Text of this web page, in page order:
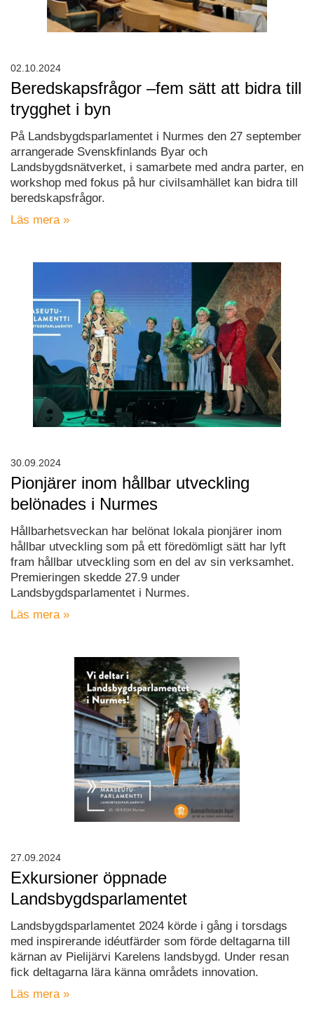
Beredskapsfrågor –fem sätt att bidra till
trygghet i byn
På Landsbygdsparlamentet i Nurmes den 27 september
arrangerade Svenskfinlands Byar och
Landsbygdsnätverket, i samarbete med andra parter, en
workshop med fokus på hur civilsamhället kan bidra till
beredskapsfrågor.
Läs mera »
02.10.2024
Pionjärer inom hållbar utveckling
belönades i Nurmes
Hållbarhetsveckan har belönat lokala pionjärer inom
hållbar utveckling som på ett föredömligt sätt har lyft
fram hållbar utveckling som en del av sin verksamhet.
Premieringen skedde 27.9 under
Landsbygdsparlamentet i Nurmes.
Läs mera »
30.09.2024
Exkursioner öppnade
Landsbygdsparlamentet
Landsbygdsparlamentet 2024 körde i gång i torsdags
med inspirerande idéutfärder som förde deltagarna till
kärnan av Pielijärvi Karelens landsbygd. Under resan
fick deltagarna lära känna områdets innovation.
Läs mera »
27.09.2024